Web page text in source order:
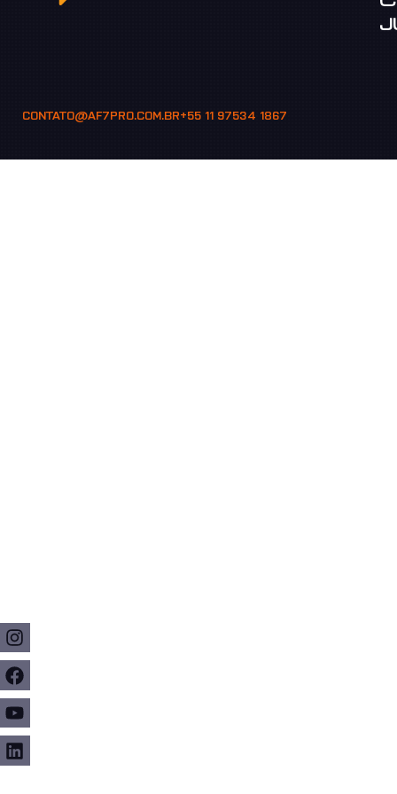
CONTATO@AF7PRO.COM.BR+55 11 97534 1867